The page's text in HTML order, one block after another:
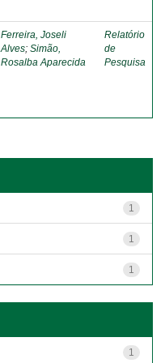
Ferreira, Joseli
Alves; Simão,
Rosalba Aparecida
Relatório
de
Pesquisa
1
1
1
1